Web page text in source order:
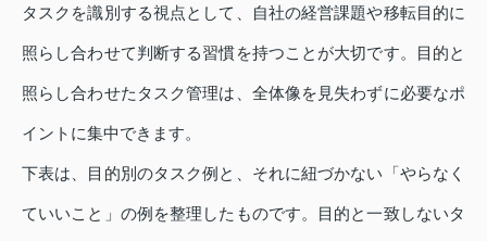
タスクを識別する視点として、自社の経営課題や移転目的に
照らし合わせて判断する習慣を持つことが大切です。目的と
照らし合わせたタスク管理は、全体像を見失わずに必要なポ
イントに集中できます。
下表は、目的別のタスク例と、それに紐づかない「やらなく
ていいこと」の例を整理したものです。目的と一致しないタ